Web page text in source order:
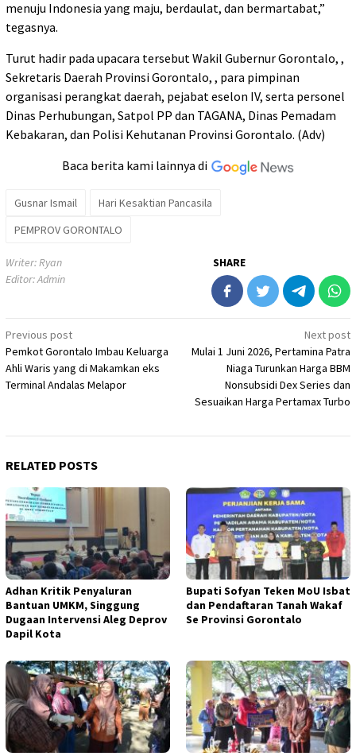
menuju Indonesia yang maju, berdaulat, dan bermartabat,”
tegasnya.
Turut hadir pada upacara tersebut Wakil Gubernur Gorontalo, ,
Sekretaris Daerah Provinsi Gorontalo, , para pimpinan
organisasi perangkat daerah, pejabat eselon IV, serta personel
Dinas Perhubungan, Satpol PP dan TAGANA, Dinas Pemadam
Kebakaran, dan Polisi Kehutanan Provinsi Gorontalo. (Adv)
Baca berita kami lainnya di
Gusnar Ismail
Hari Kesaktian Pancasila
PEMPROV GORONTALO
Writer: Ryan
Editor: Admin
SHARE
Post
navigation
Previous post
Pemkot Gorontalo Imbau Keluarga
Ahli Waris yang di Makamkan eks
Terminal Andalas Melapor
Next post
Mulai 1 Juni 2026, Pertamina Patra
Niaga Turunkan Harga BBM
Nonsubsidi Dex Series dan
Sesuaikan Harga Pertamax Turbo
RELATED POSTS
Adhan Kritik Penyaluran
Bantuan UMKM, Singgung
Dugaan Intervensi Aleg Deprov
Dapil Kota
Bupati Sofyan Teken MoU Isbat
dan Pendaftaran Tanah Wakaf
Se Provinsi Gorontalo